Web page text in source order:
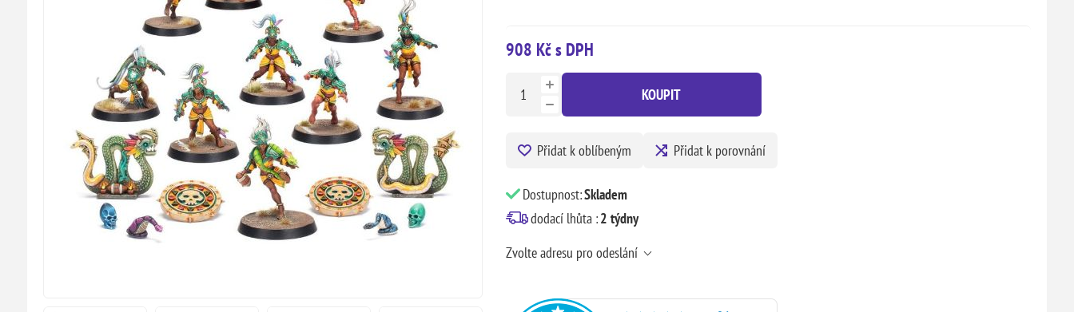
908 Kč s DPH
KOUPIT
Přidat k oblíbeným Přidat k porovnání
Dostupnost:Skladem
dodací lhůta :2 týdny
Zvolte adresu pro odeslání